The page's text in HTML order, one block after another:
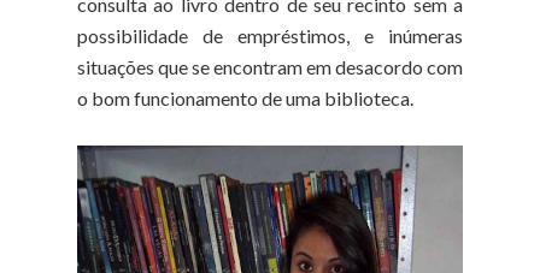
possibilidade de empréstimos, e inúmeras
situações que se encontram em desacordo com
o bom funcionamento de uma biblioteca.